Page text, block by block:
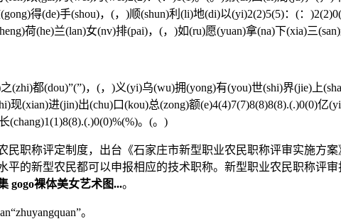
得(de)手(shou)，(，)顺(shun)利(li)地(di)以(yi)2(2)5(5)：(：
荷(he)兰(lan)女(nv)排(pai)，(，)如(ru)愿(yuan)拿(na)下(xia)三
(dou)”(”)，(，)义(yi)乌(wu)拥(yong)有(you)世(shi)界(jie)上
(xian)进(jin)出(chu)口(kou)总(zong)额(e)4(4)7(7)8(8)8(8).(.)0(0)亿
(chang)1(1)8(8).(.)0(0)%(%)。(。)
评定制度，出台《石家庄市新型职业农民职称评审实施方案
的新型农民都可以申报相应的技术职称。新型职业农民职称评
gogo裸体美女艺术图...。
。